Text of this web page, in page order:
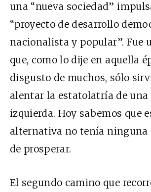
una “nueva sociedad”
“proyecto de desarrollo
nacionalista y popular”. Fue
que, como lo dije en aquella
disgusto de muchos, sólo
alentar la estatolatría de una
izquierda. Hoy sabemos que
alternativa no tenía
de prosperar.
El segundo camino que